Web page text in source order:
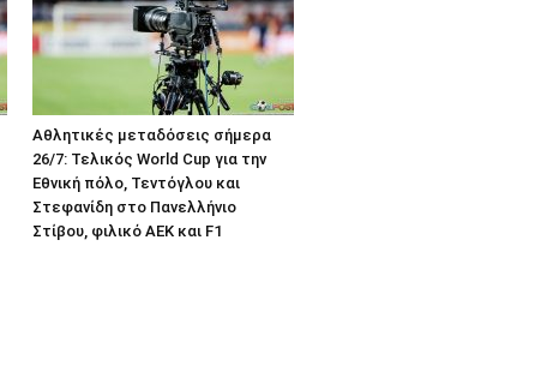
Αθλητικές μεταδόσεις σήμερα
26/7: Τελικός World Cup για την
Εθνική πόλο, Τεντόγλου και
Στεφανίδη στο Πανελλήνιο
Στίβου, φιλικό ΑΕΚ και F1